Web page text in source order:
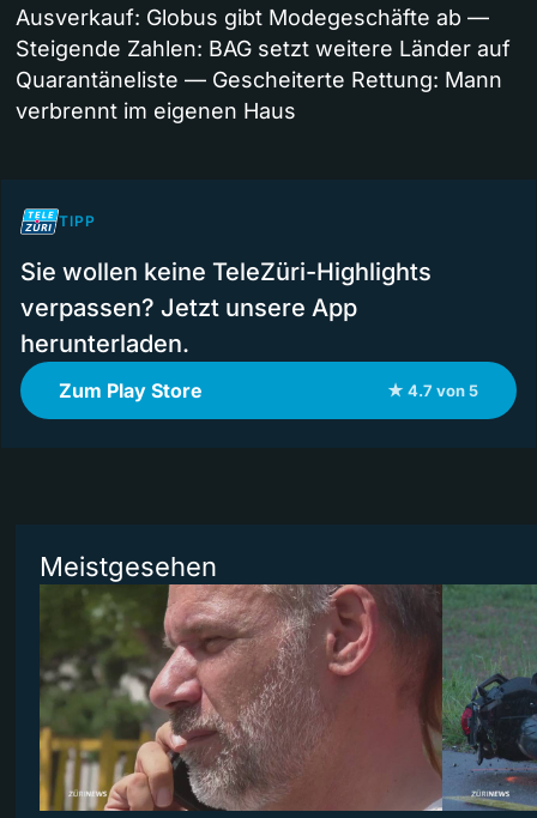
Ausverkauf: Globus gibt Modegeschäfte ab —
Steigende Zahlen: BAG setzt weitere Länder auf
Quarantäneliste — Gescheiterte Rettung: Mann
verbrennt im eigenen Haus
TIPP
Sie wollen keine TeleZüri-Highlights
verpassen? Jetzt unsere App
herunterladen.
Zum Play Store ★ 4.7 von 5
Meistgesehen